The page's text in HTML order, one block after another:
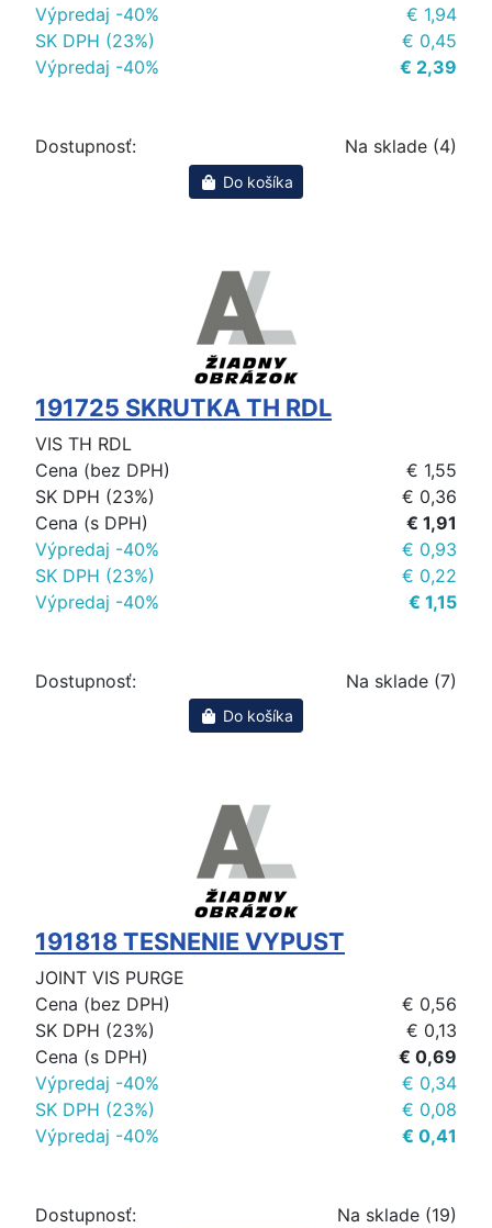
Výpredaj -40%
€ 1,94
SK DPH (23%)
€ 0,45
Výpredaj -40%
€ 2,39
Dostupnosť: Na sklade (4)
Do košíka
191725 SKRUTKA TH RDL
VIS TH RDL
Cena (bez DPH)
€ 1,55
SK DPH (23%)
€ 0,36
Cena (s DPH)
€ 1,91
Výpredaj -40%
€ 0,93
SK DPH (23%)
€ 0,22
Výpredaj -40%
€ 1,15
Dostupnosť: Na sklade (7)
Do košíka
191818 TESNENIE VYPUST
JOINT VIS PURGE
Cena (bez DPH)
€ 0,56
SK DPH (23%)
€ 0,13
Cena (s DPH)
€ 0,69
Výpredaj -40%
€ 0,34
SK DPH (23%)
€ 0,08
Výpredaj -40%
€ 0,41
Dostupnosť: Na sklade (19)